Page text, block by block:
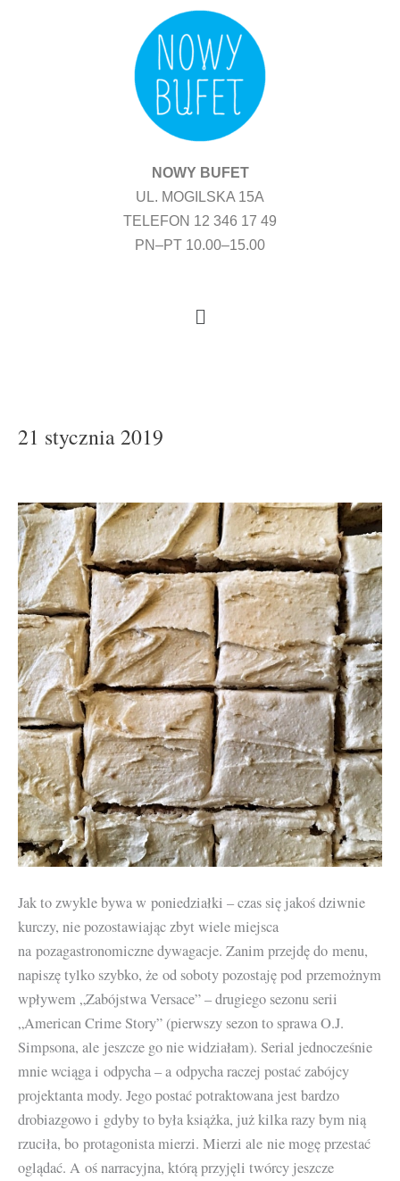
NOWY BUFET
UL. MOGILSKA 15A
TELEFON 12 346 17 49
PN–PT 10.00–15.00
Menu
21 stycznia 2019
Jak to zwykle bywa w poniedziałki – czas się jakoś dziwnie
kurczy, nie pozostawiając zbyt wiele miejsca
na pozagastronomiczne dywagacje. Zanim przejdę do menu,
napiszę tylko szybko, że od soboty pozostaję pod przemożnym
wpływem „Zabójstwa Versace” – drugiego sezonu serii
„American Crime Story” (pierwszy sezon to sprawa O.J.
Simpsona, ale jeszcze go nie widziałam). Serial jednocześnie
mnie wciąga i odpycha – a odpycha raczej postać zabójcy
projektanta mody. Jego postać potraktowana jest bardzo
drobiazgowo i gdyby to była książka, już kilka razy bym nią
rzuciła, bo protagonista mierzi. Mierzi ale nie mogę przestać
oglądać. A oś narracyjna, którą przyjęli twórcy jeszcze